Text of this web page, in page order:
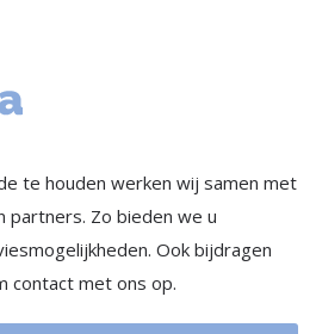
te houden werken wij samen met
partners. Zo bieden we u
Ook bijdragen
contact met ons op.